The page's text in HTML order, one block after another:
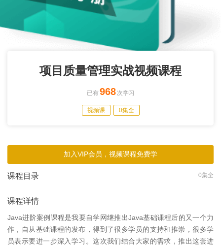
项目质量管理实战视频课程
已有968 次学习
视频课 0集全
加入VIP会员，视频课程免费学
课程目录 0集全
课程详情
Java进阶案例课程是我要自学网继推出Java基础课程后的又一个力
作，自从基础课程的发布，得到了很多学员的支持和推崇，很多学
员表示要进一步深入学习。这次我们结合大家的需求，推出这套进